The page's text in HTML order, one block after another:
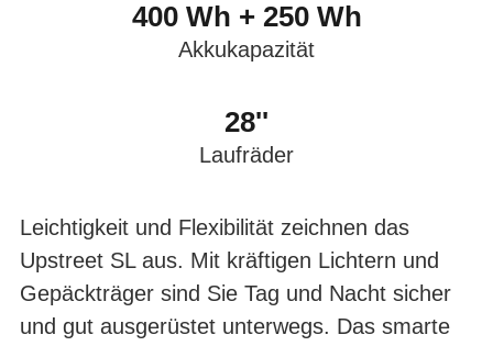
400 Wh + 250 Wh
Akkukapazität
28''
Laufräder
Leichtigkeit und Flexibilität zeichnen das
Upstreet SL aus. Mit kräftigen Lichtern und
Gepäckträger sind Sie Tag und Nacht sicher
und gut ausgerüstet unterwegs. Das smarte